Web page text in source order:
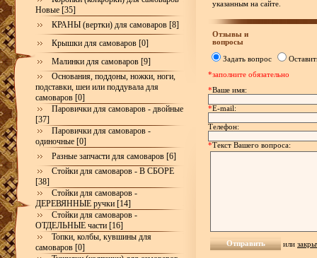
Новые [35]
КРАНЫ (вертки) для самоваров [8]
Крышки для самоваров [0]
Малинки для самоваров [9]
Основания, поддоны, ножки, ноги,
подставки, шеи или поддувала для
самоваров [0]
Паровички для самоваров - двойные
[37]
Паровички для самоваров -
одиночные [0]
Разные запчасти для самоваров [6]
Стойки для самоваров - В СБОРЕ
[38]
Стойки для самоваров -
ДЕРЕВЯННЫЕ ручки [14]
Стойки для самоваров -
ОТДЕЛЬНЫЕ части [16]
Топки, колбы, кувшины для
самоваров [0]
указанным на сайте.
Отзывы и
вопросы
Задать вопрос
*заполните обязательно
*Ваше имя:
*E-mail:
Телефон:
*Текст Вашего вопроса:
или